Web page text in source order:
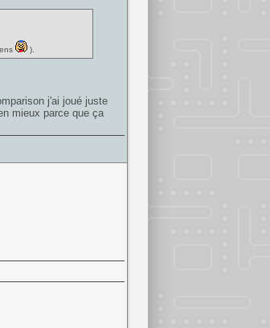
).
j'ai joué juste
mieux parce que ça